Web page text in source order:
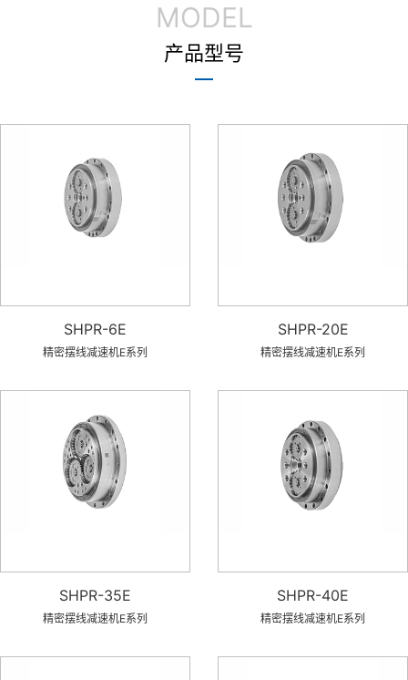
MODEL
产品型号
SHPR-6E
精密摆线减速机E系列
SHPR-20E
精密摆线减速机E系列
SHPR-35E
精密摆线减速机E系列
SHPR-40E
精密摆线减速机E系列